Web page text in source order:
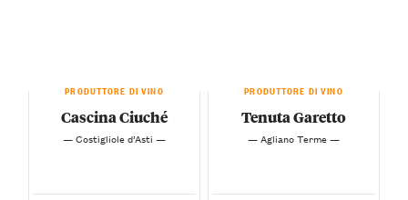
PRODUTTORE DI VINO
Cascina Ciuché
— Costigliole d’Asti —
PRODUTTORE DI VINO
Tenuta Garetto
— Agliano Terme —